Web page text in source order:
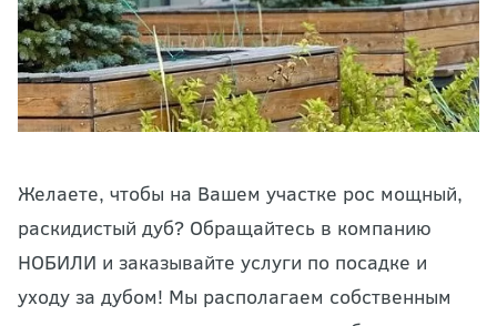
Желаете, чтобы на Вашем участке рос мощный,
раскидистый дуб? Обращайтесь в компанию
НОБИЛИ и заказывайте услуги по посадке и
уходу за дубом! Мы располагаем собственным